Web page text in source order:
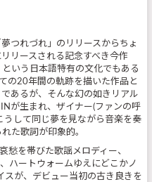
つれづれ」のリリースからちょ
リースされる記念すべき今作
いう日本語特有の文化でもある
の20年間の軌跡を描いた作品と
あるが、そんな幻の如きリアル
が生まれ、ザイナー(ファンの呼
うして同じ夢を見ながら音楽を奏
た歌詞が印象的。
を帯びた歌謡メロディー、
ハートウォームゆえにどこかノ
スが、デビュー当初の古き良きを